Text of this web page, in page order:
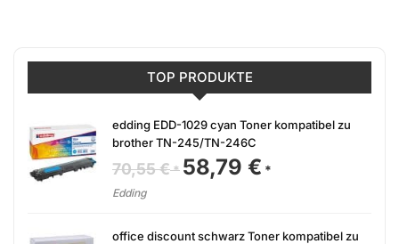
TOP PRODUKTE
edding EDD-1029 cyan Toner kompatibel zu
brother TN-245/TN-246C
70,55€
Ursprünglicher
Preis
58,79 €
Edding
office discount schwarz Toner kompatibel zu